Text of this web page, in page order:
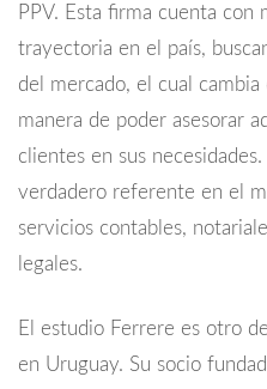
PPV. Esta firma cuenta con
trayectoria en el país,
del mercado, el cual
manera de poder asesorar
clientes en sus
verdadero referente en el
servicios contables,
legales.
El estudio Ferrere es otro
en Uruguay. Su socio